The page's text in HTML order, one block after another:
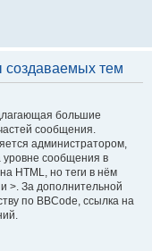
тем
большие
сообщения.
администратором,
уровне сообщения в
HTML, но теги в нём
>. За дополнительной
по BBCode, ссылка на